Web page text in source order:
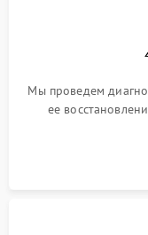
Мы проведем
ее